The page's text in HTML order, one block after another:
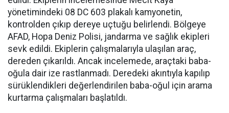
yönetimindeki 08 DC 603 plakalı kamyonetin,
kontrolden çıkıp dereye uçtuğu belirlendi. Bölgeye
AFAD, Hopa Deniz Polisi, jandarma ve sağlık ekipleri
sevk edildi. Ekiplerin çalışmalarıyla ulaşılan araç,
dereden çıkarıldı. Ancak incelemede, araçtaki baba-
oğula dair ize rastlanmadı. Deredeki akıntıyla kapılıp
sürüklendikleri değerlendirilen baba-oğul için arama
kurtarma çalışmaları başlatıldı.